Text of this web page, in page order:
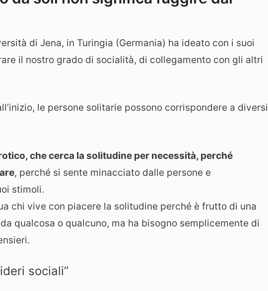
di Jena, in Turingia (Germania) ha ideato con i suoi
il nostro grado di socialità, di collegamento con gli altri
le persone solitarie possono corrispondere a diversi
che cerca la solitudine per necessità, perché
, perché si sente minacciato dalle persone e
stimoli.
chi vive con piacere la solitudine perché è frutto di una
qualcosa o qualcuno, ma ha bisogno semplicemente di
sociali”